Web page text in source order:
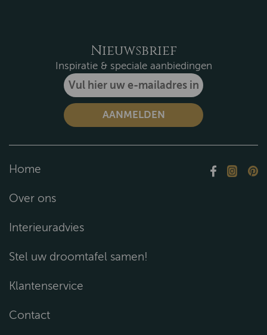
Nieuwsbrief
Inspiratie & speciale aanbiedingen
Home
Over ons
Interieuradvies
Stel uw droomtafel samen!
Klantenservice
Contact